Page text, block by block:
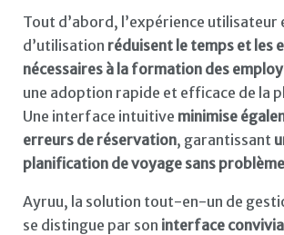
Tout d’abord, l’expérience utilisateur
d’utilisation réduisent le temps et les
nécessaires à la formation des
une adoption rapide et efficace de la
Une interface intuitive minimise
erreurs de réservation, garantissant
planification de voyage sans
Ayruu, la solution tout-en-un de
se distingue par son interface